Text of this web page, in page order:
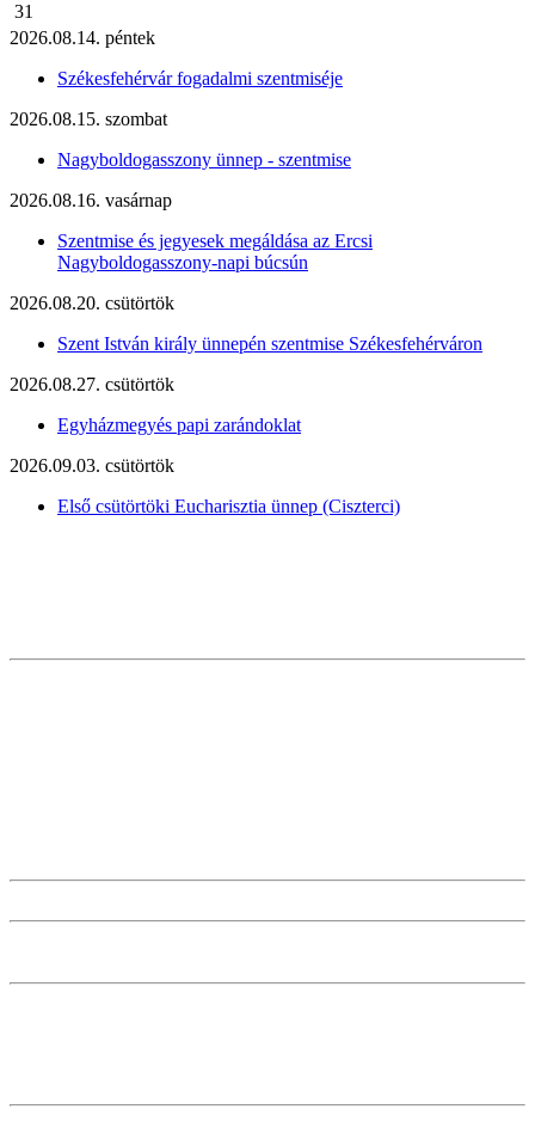
31
2026.08.14. péntek
Székesfehérvár fogadalmi szentmiséje
2026.08.15. szombat
Nagyboldogasszony ünnep - szentmise
2026.08.16. vasárnap
Szentmise és jegyesek megáldása az Ercsi
Nagyboldogasszony-napi búcsún
2026.08.20. csütörtök
Szent István király ünnepén szentmise Székesfehérváron
2026.08.27. csütörtök
Egyházmegyés papi zarándoklat
2026.09.03. csütörtök
Első csütörtöki Eucharisztia ünnep (Ciszterci)